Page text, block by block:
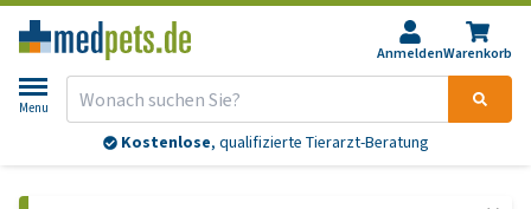
AnmeldenWarenkorb
Menu
Kostenlose, qualifizierte Tierarzt-Beratung